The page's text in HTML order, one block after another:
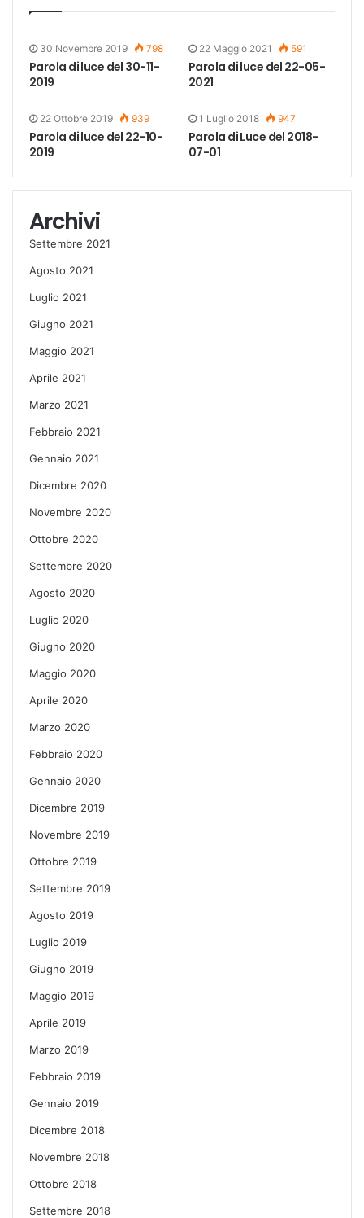
30 Novembre 2019 798
Parola di luce del 30-11-
2019
22 Maggio 2021 591
Parola di luce del 22-05-
2021
22 Ottobre 2019 939
Parola di luce del 22-10-
2019
1 Luglio 2018 947
Parola di Luce del 2018-
07-01
Archivi
Settembre 2021
Agosto 2021
Luglio 2021
Giugno 2021
Maggio 2021
Aprile 2021
Marzo 2021
Febbraio 2021
Gennaio 2021
Dicembre 2020
Novembre 2020
Ottobre 2020
Settembre 2020
Agosto 2020
Luglio 2020
Giugno 2020
Maggio 2020
Aprile 2020
Marzo 2020
Febbraio 2020
Gennaio 2020
Dicembre 2019
Novembre 2019
Ottobre 2019
Settembre 2019
Agosto 2019
Luglio 2019
Giugno 2019
Maggio 2019
Aprile 2019
Marzo 2019
Febbraio 2019
Gennaio 2019
Dicembre 2018
Novembre 2018
Ottobre 2018
Settembre 2018